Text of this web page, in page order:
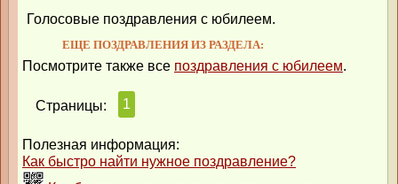
Голосовые поздравления с юбилеем.
ЕЩЕ ПОЗДРАВЛЕНИЯ ИЗ РАЗДЕЛА:
Посмотрите также все поздравления с юбилеем.
Страницы: 1
Полезная информация:
Как быстро найти нужное поздравление?